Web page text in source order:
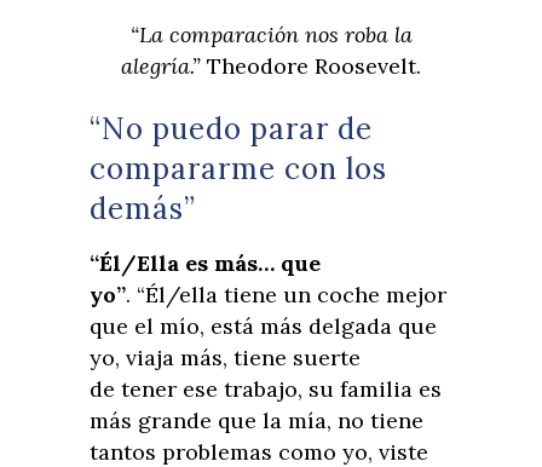
“La comparación nos roba la
alegría.” Theodore Roosevelt.
“No puedo parar de
compararme con los
demás”
“Él/Ella es más… que
yo”. “Él/ella tiene un coche mejor
que el mío, está más delgada que
yo, viaja más, tiene suerte
de tener ese trabajo, su familia es
más grande que la mía, no tiene
tantos problemas como yo, viste